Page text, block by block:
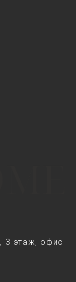
3 этаж, офис